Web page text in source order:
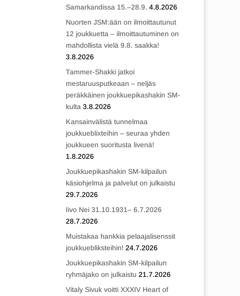
Samarkandissa 15.–28.9. 4.8.2026
Nuorten JSM:ään on ilmoittautunut
12 joukkuetta – ilmoittautuminen on
mahdollista vielä 9.8. saakka!
3.8.2026
Tammer-Shakki jatkoi
mestaruusputkeaan – neljäs
peräkkäinen joukkuepikashakin SM-
kulta 3.8.2026
Kansainvälistä tunnelmaa
joukkueblixteihin – seuraa yhden
joukkueen suoritusta livenä!
1.8.2026
Joukkuepikashakin SM-kilpailun
käsiohjelma ja palvelut on julkaistu
29.7.2026
Iivo Nei 31.10.1931– 6.7.2026
28.7.2026
Muistakaa hankkia pelaajalisenssit
joukkuebliksteihin! 24.7.2026
Joukkuepikashakin SM-kilpailun
ryhmäjako on julkaistu 21.7.2026
Vitaly Sivuk voitti XXXIV Heart of